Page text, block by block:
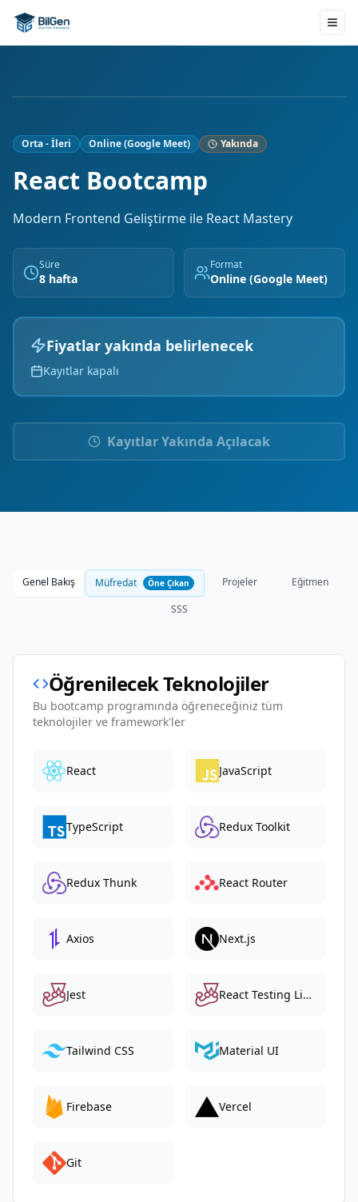
Orta - İleri Online (Google Meet) Yakında
React Bootcamp
Modern Frontend Geliştirme ile React Mastery
Süre
8 hafta
Format
Online (Google Meet)
Fiyatlar yakında belirlenecek
Kayıtlar kapalı
Kayıtlar Yakında Açılacak
Genel Bakış Müfredat Öne Çıkan Projeler
Eğitmen
SSS
Öğrenilecek Teknolojiler
Bu bootcamp programında öğreneceğiniz tüm
teknolojiler ve framework'ler
React JavaScript
TypeScript Redux Toolkit
Redux Thunk React Router
Axios Next.js
Jest React Testing Library
Tailwind CSS Material UI
Firebase Vercel
Git